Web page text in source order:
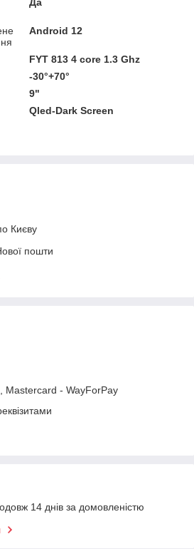
Android 12
FYT 813 4 core 1.3 Ghz
-30°+70°
9"
Qled-Dark Screen
Києву
пошти
Mastercard - WayForPay
14 днів за домовленістю